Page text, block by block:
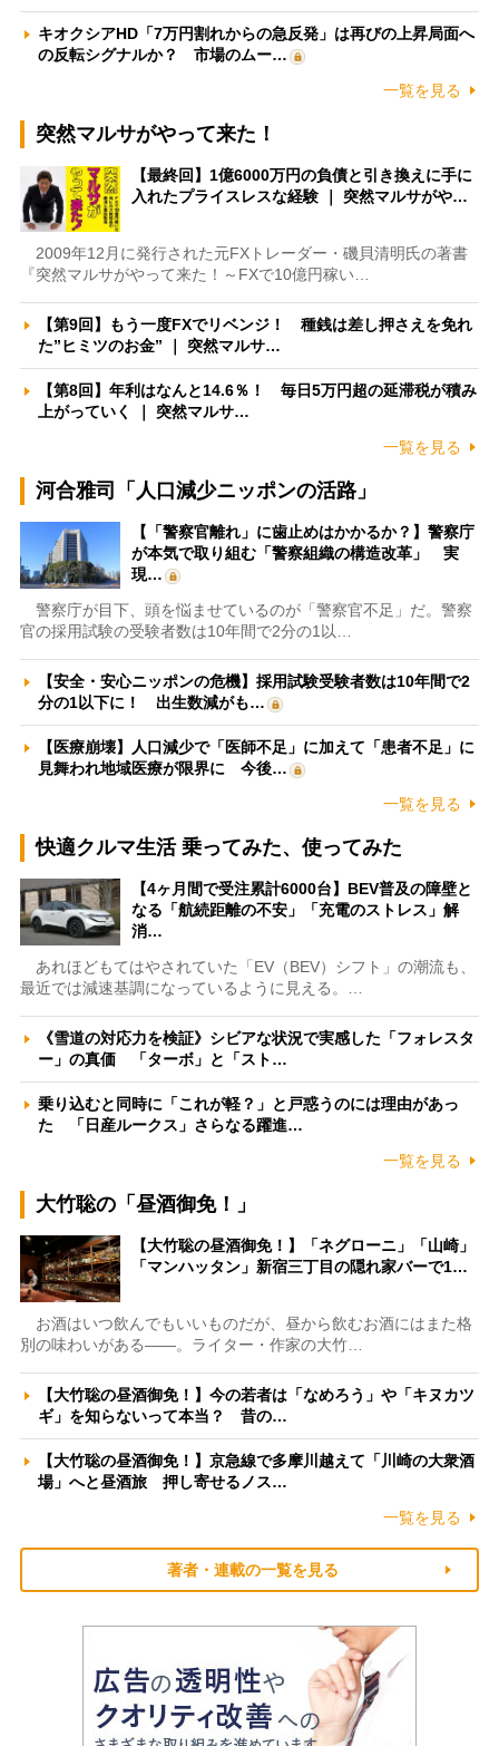
キオクシアHD「7万円割れからの急反発」は再びの上昇局面へ
の反転シグナルか？ 市場のムー…
一覧を見る
突然マルサがやって来た！
【最終回】1億6000万円の負債と引き換えに手に
入れたプライスレスな経験 ｜ 突然マルサがや…
2009年12月に発行された元FXトレーダー・磯貝清明氏の著書
『突然マルサがやって来た！～FXで10億円稼い…
【第9回】もう一度FXでリベンジ！ 種銭は差し押さえを免れ
た”ヒミツのお金” ｜ 突然マルサ…
【第8回】年利はなんと14.6％！ 毎日5万円超の延滞税が積み
上がっていく ｜ 突然マルサ…
一覧を見る
河合雅司「人口減少ニッポンの活路」
【「警察官離れ」に歯止めはかかるか？】警察庁
が本気で取り組む「警察組織の構造改革」 実
現…
警察庁が目下、頭を悩ませているのが「警察官不足」だ。警察
官の採用試験の受験者数は10年間で2分の1以…
【安全・安心ニッポンの危機】採用試験受験者数は10年間で2
分の1以下に！ 出生数減がも…
【医療崩壊】人口減少で「医師不足」に加えて「患者不足」に
見舞われ地域医療が限界に 今後…
一覧を見る
快適クルマ生活 乗ってみた、使ってみた
【4ヶ月間で受注累計6000台】BEV普及の障壁と
なる「航続距離の不安」「充電のストレス」解
消…
あれほどもてはやされていた「EV（BEV）シフト」の潮流も、
最近では減速基調になっているように見える。…
《雪道の対応力を検証》シビアな状況で実感した「フォレスタ
ー」の真価 「ターボ」と「スト…
乗り込むと同時に「これが軽？」と戸惑うのには理由があっ
た 「日産ルークス」さらなる躍進…
一覧を見る
大竹聡の「昼酒御免！」
【大竹聡の昼酒御免！】「ネグローニ」「山崎」
「マンハッタン」新宿三丁目の隠れ家バーで1…
お酒はいつ飲んでもいいものだが、昼から飲むお酒にはまた格
別の味わいがある――。ライター・作家の大竹…
【大竹聡の昼酒御免！】今の若者は「なめろう」や「キヌカツ
ギ」を知らないって本当？ 昔の…
【大竹聡の昼酒御免！】京急線で多摩川越えて「川崎の大衆酒
場」へと昼酒旅 押し寄せるノス…
一覧を見る
著者・連載の一覧を見る